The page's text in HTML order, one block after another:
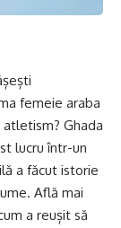
femeie araba
Ghada
lucru într-un
a făcut istorie
Află mai
a reușit să